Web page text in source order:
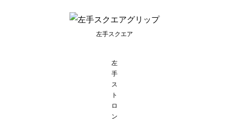
左手スクエア
左
手
ス
ト
ロ
ン